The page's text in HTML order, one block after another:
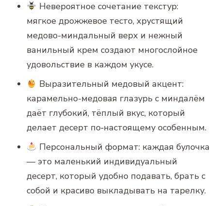
Невероятное сочетание текстур:
мягкое дрожжевое тесто, хрустящий
медово-миндальный верх и нежный
ванильный крем создают многослойное
удовольствие в каждом укусе.
Выразительный медовый акцент:
карамельно-медовая глазурь с миндалём
даёт глубокий, тёплый вкус, который
делает десерт по‑настоящему особенным.
Персональный формат: каждая булочка
— это маленький индивидуальный
десерт, который удобно подавать, брать с
собой и красиво выкладывать на тарелку.